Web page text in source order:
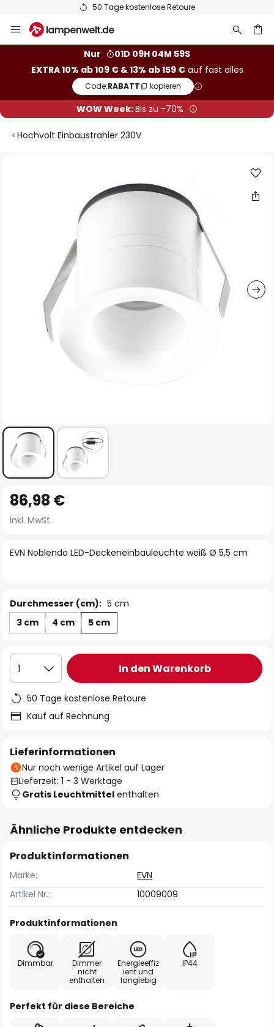
50 Tage kostenlose Retoure
Inhalt
Nur
01D 09H 04M 58S
EXTRA 10% ab 109 € & 13% ab 159 €auf fast alles
Code:RABATT kopieren
WOW Week:Bis zu -70%
Hochvolt Einbaustrahler 230V
Anfang
der
springen
EVN Noblendo LED-Deckeneinbauleuchte weiß Ø 5,5 cm
86,98 €
inkl. MwSt.
Durchmesser (cm): 5 cm
3 cm
4 cm 5 cm
1 In den Warenkorb
50 Tage kostenlose Retoure
Kauf auf Rechnung
Lieferinformationen
Nur noch wenige Artikel auf Lager
Lieferzeit: 1 - 3 Werktage
Gratis Leuchtmittel enthalten
Ähnliche Produkte entdecken
Produktinformationen
Marke:
EVN
Artikel Nr.:
10009009
Produktinformationen
Dimmbar
Dimmer
nicht
enthalten
Energieeffiz
ient und
langlebig
IP44
Perfekt für diese Bereiche